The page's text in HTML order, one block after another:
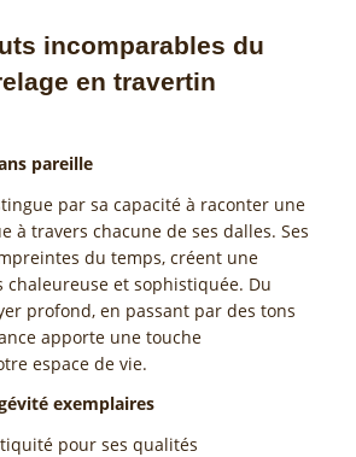
incomparables du
en travertin
pareille
par sa capacité à raconter une
à travers chacune de ses dalles. Ses
du temps, créent une
chaleureuse et sophistiquée. Du
profond, en passant par des tons
apporte une touche
espace de vie.
exemplaires
pour ses qualités